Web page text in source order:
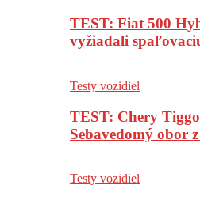
TEST: Fiat 500
vyžiadali
Testy vozidiel
TEST: Chery
Sebavedomý obor
Testy vozidiel